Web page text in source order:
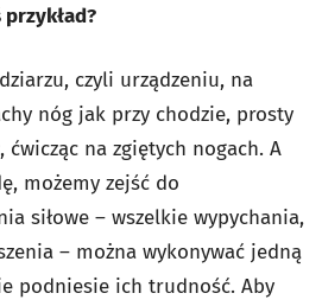
czyli urządzeniu, na
nóg jak przy chodzie, prosty
na zgiętych nogach. A
możemy zejść do
siłowe – wszelkie wypychania,
– można wykonywać jedną
podniesie ich trudność. Aby